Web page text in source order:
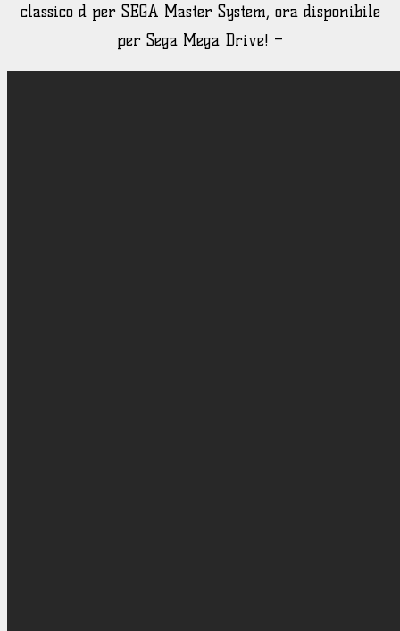
classico d per SEGA Master System, ora disponibile
per Sega Mega Drive! –